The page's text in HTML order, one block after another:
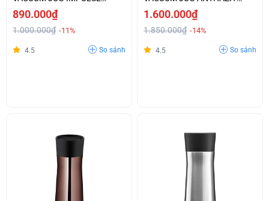
BLACK - 0690687390
890.000₫
1.000.000₫ -11%
4.5 So sánh
-0690697390
1.600.000₫
1.850.000₫ -14%
4.5 So sánh